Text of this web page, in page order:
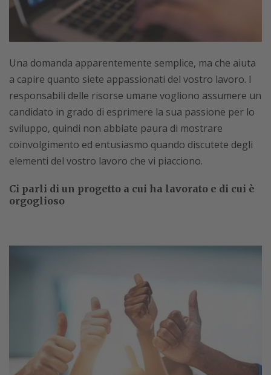
Una domanda apparentemente semplice, ma che aiuta
a capire quanto siete appassionati del vostro lavoro. I
responsabili delle risorse umane vogliono assumere un
candidato in grado di esprimere la sua passione per lo
sviluppo, quindi non abbiate paura di mostrare
coinvolgimento ed entusiasmo quando discutete degli
elementi del vostro lavoro che vi piacciono.
Ci parli di un progetto a cui ha lavorato e di cui è
orgoglioso